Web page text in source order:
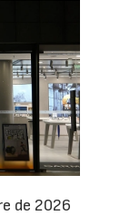
de 2026